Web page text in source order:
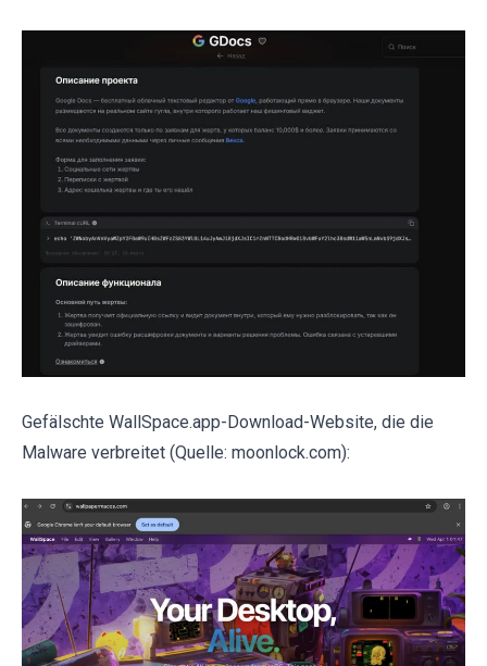
Gefälschte WallSpace.app-Download-Website, die die
Malware verbreitet (Quelle: moonlock.com):